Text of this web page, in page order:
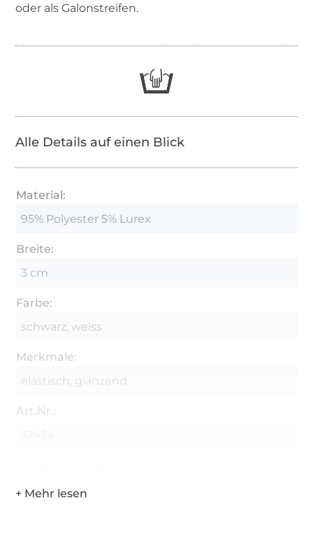
oder als Galonstreifen.
Alle Details auf einen Blick
Material:
95% Polyester 5% Lurex
Breite:
3 cm
Farbe:
schwarz, weiss
Merkmale:
elastisch, glänzend
Art.Nr.: